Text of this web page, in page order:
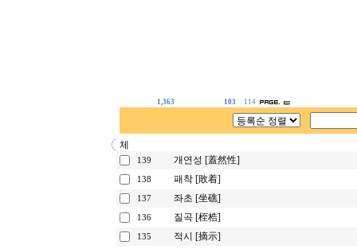
1,363 103 114
139 개연성 [蓋然性]
138 패착 [敗着]
137 좌초 [坐礁]
136 질곡 [桎梏]
135 적시 [摘示]